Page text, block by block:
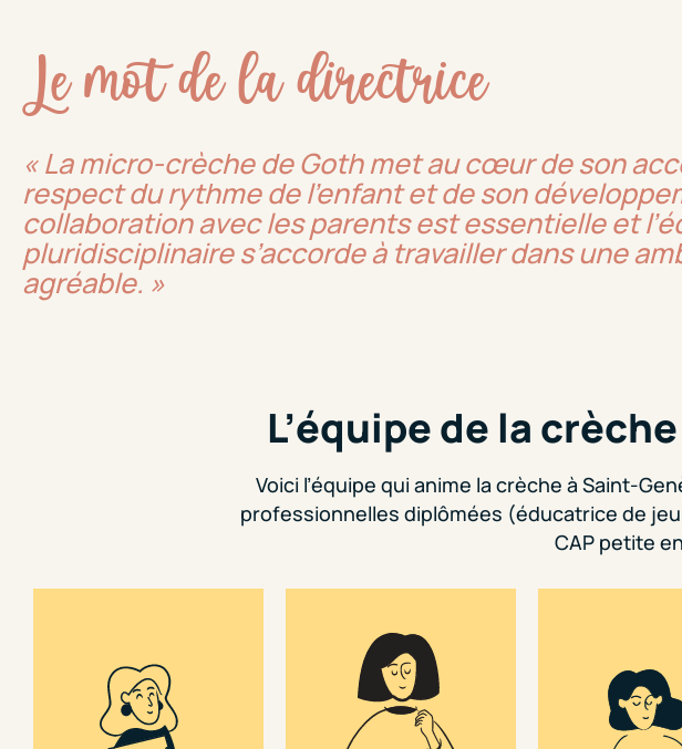
Le mot de la directrice
« La micro-crèche de Goth met au cœur de son
respect du rythme de l’enfant et de son
collaboration avec les parents est essentielle et
pluridisciplinaire s’accorde à travailler dans une
agréable. »
L’équipe de la
Voici l’équipe qui anime la crèche à Saint-
professionnelles diplômées (éducatrice de
CAP petite